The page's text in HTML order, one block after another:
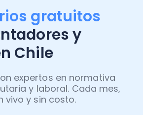
gratuitos
y
Chile
expertos en normativa
y laboral. Cada mes,
vivo y sin costo.